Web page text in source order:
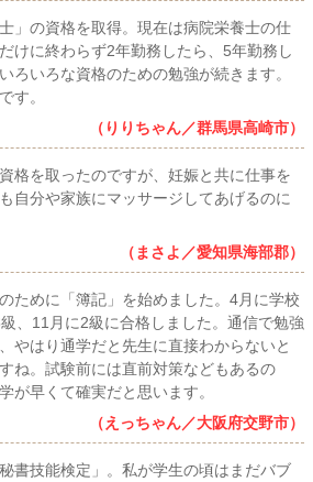
」の資格を取得。現在は病院栄養士の仕
けに終わらず2年勤務したら、5年勤務し
ろいろな資格のための勉強が続きます。
す。
（りりちゃん／群馬県高崎市）
格を取ったのですが、妊娠と共に仕事を
自分や家族にマッサージしてあげるのに
（まさよ／愛知県海部郡）
ために「簿記」を始めました。4月に学校
、11月に2級に合格しました。通信で勉強
やはり通学だと先生に直接わからないと
ね。試験前には直前対策などもあるの
が早くて確実だと思います。
（えっちゃん／大阪府交野市）
書技能検定」。私が学生の頃はまだバブ